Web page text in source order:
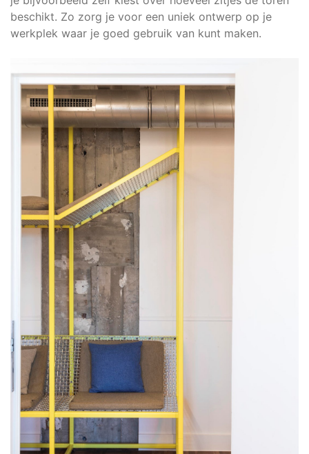
beschikt. Zo zorg je voor een uniek ontwerp op je
werkplek waar je goed gebruik van kunt maken.